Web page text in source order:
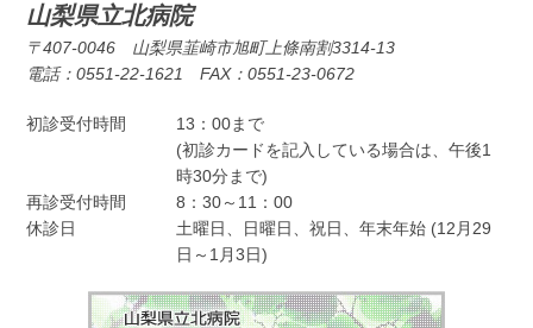
山梨県立北病院
〒407-0046 山梨県韮崎市旭町上條南割3314-13
電話：0551-22-1621 FAX：0551-23-0672
初診受付時間
13：00まで
(初診カードを記入している場合は、午後1
時30分まで)
再診受付時間
8：30～11：00
休診日
土曜日、日曜日、祝日、年末年始 (12月29
日～1月3日)